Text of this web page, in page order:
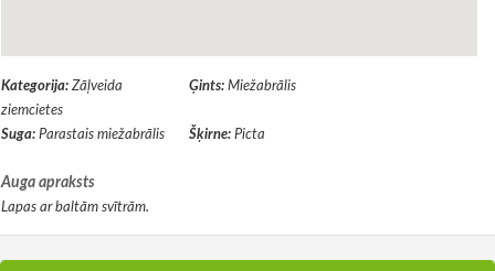
Kategorija: Zāļveida
ziemcietes
Ģints: Miežabrālis
Suga: Parastais miežabrālis Šķirne: Picta
Auga apraksts
Lapas ar baltām svītrām.